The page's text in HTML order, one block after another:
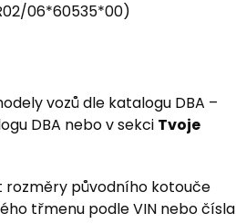
06*60535*00)
vozů dle katalogu DBA –
DBA nebo v sekci Tvoje
rozměry původního kotouče
třmenu podle VIN nebo čísla